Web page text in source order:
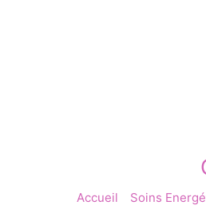
Accueil Soins